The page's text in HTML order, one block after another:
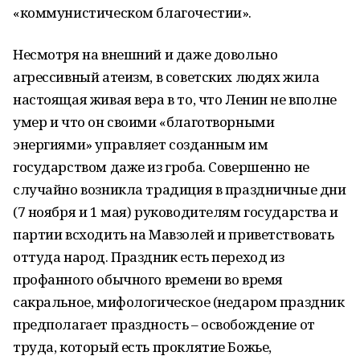
«коммунистическом благочестии».
Несмотря на внешний и даже довольно
агрессивный атеизм, в советских людях жила
настоящая живая вера в то, что Ленин не вполне
умер и что он своими «благотворными
энергиями» управляет созданным им
государством даже из гроба. Совершенно не
случайно возникла традиция в праздничные дни
(7 ноября и 1 мая) руководителям государства и
партии всходить на Мавзолей и приветствовать
оттуда народ. Праздник есть переход из
профанного обычного времени во время
сакральное, мифологическое (недаром праздник
предполагает праздность – освобождение от
труда, который есть проклятие Божье,